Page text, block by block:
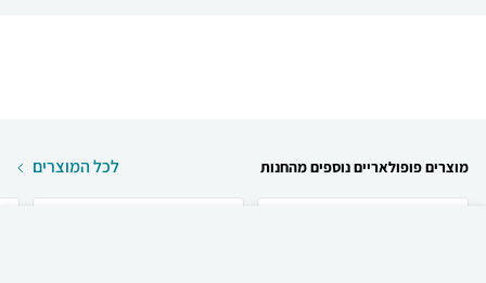
מוצרים פופולאריים נוספים מהחנות לכל המוצרים